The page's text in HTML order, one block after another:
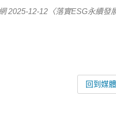
2025-12-12 〈落實ESG永續
回到媒